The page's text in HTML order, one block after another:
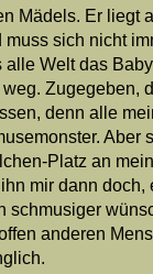
Mädels. Er liegt
sich nicht
alle Welt das
Zugegeben,
denn alle
Aber
Platz an
mir dann doch,
schmusiger
anderen